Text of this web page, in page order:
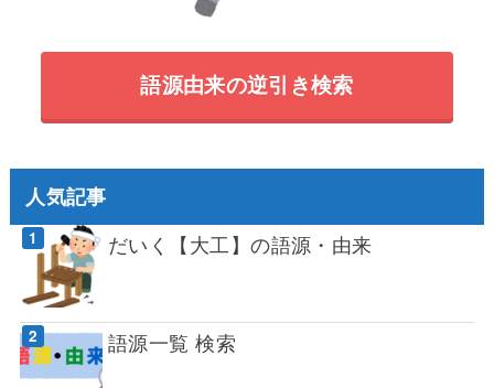
語源由来の逆引き検索
人気記事
だいく【大工】の語源・由来
語源一覧 検索